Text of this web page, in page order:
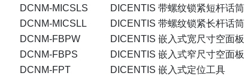
DCNM-MICSLS
DICENTIS 带螺纹锁紧短杆话筒
DCNM-MICSLL
DICENTIS 带螺纹锁紧长杆话筒
DCNM-FBPW
DICENTIS 嵌入式宽尺寸空面板
DCNM-FBPS
DICENTIS 嵌入式窄尺寸空面板
DCNM-FPT
DICENTIS 嵌入式定位工具